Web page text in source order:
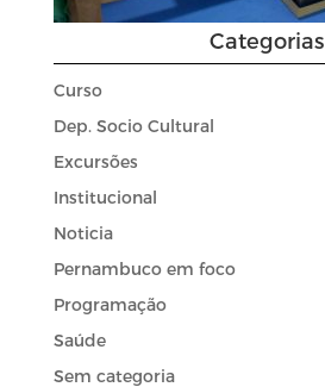
Categorias
Curso
Dep. Socio Cultural
Excursões
Institucional
Noticia
Pernambuco em foco
Programação
Saúde
Sem categoria